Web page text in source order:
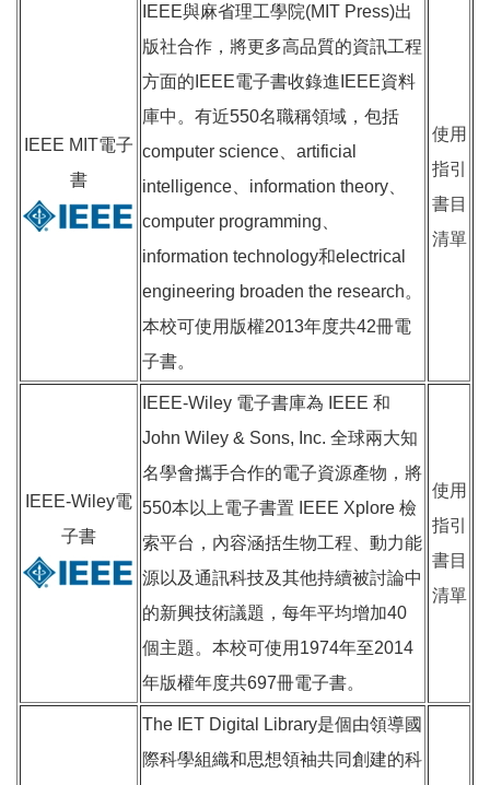
IEEE MIT電子
書
IEEE與麻省理工學院(MIT Press)出
版社合作，將更多高品質的資訊工程
方面的IEEE電子書收錄進IEEE資料
庫中。有近550名職稱領域，包括
computer science、artificial
intelligence、information theory、
computer programming、
information technology和electrical
engineering broaden the research。
本校可使用版權2013年度共42冊電
子書。
使用
指引
書目
清單
IEEE-Wiley電
子書
IEEE-Wiley 電子書庫為 IEEE 和
John Wiley & Sons, Inc. 全球兩大知
名學會攜手合作的電子資源產物，將
550本以上電子書置 IEEE Xplore 檢
索平台，內容涵括生物工程、動力能
源以及通訊科技及其他持續被討論中
的新興技術議題，每年平均增加40
個主題。本校可使用1974年至2014
年版權年度共697冊電子書。
使用
指引
書目
清單
The IET Digital Library是個由領導國
際科學組織和思想領袖共同創建的科